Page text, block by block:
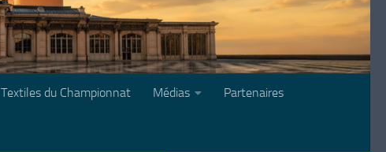
Textiles du Championnat Médias Partenaires